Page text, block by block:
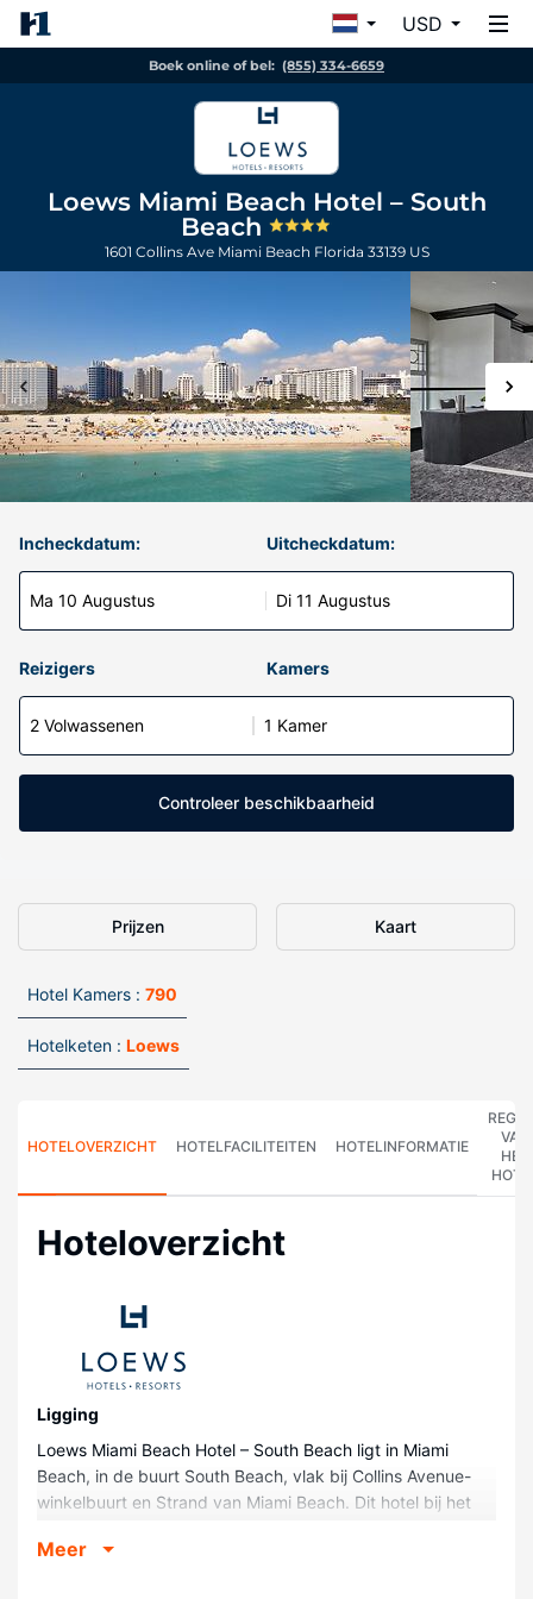
USD
Boek online of bel: (855) 334-6659
Loews Miami Beach Hotel – South
Beach
1601 Collins Ave Miami Beach Florida 33139 US
Incheckdatum:
Ma 10 Augustus
Uitcheckdatum:
Di 11 Augustus
Reizigers Kamers
2 Volwassenen 1 Kamer
Controleer beschikbaarheid
Prijzen Kaart
Hotel Kamers : 790
Hotelketen : Loews
HOTELOVERZICHT HOTELFACILITEITEN HOTELINFORMATIE
VAN
HET
Hoteloverzicht
Ligging
Loews Miami Beach Hotel – South Beach ligt in Miami
Beach, in de buurt South Beach, vlak bij Collins Avenue-
winkelbuurt en Strand van Miami Beach. Dit hotel bij het
Congrescentrum van Miami Beach.
Meer